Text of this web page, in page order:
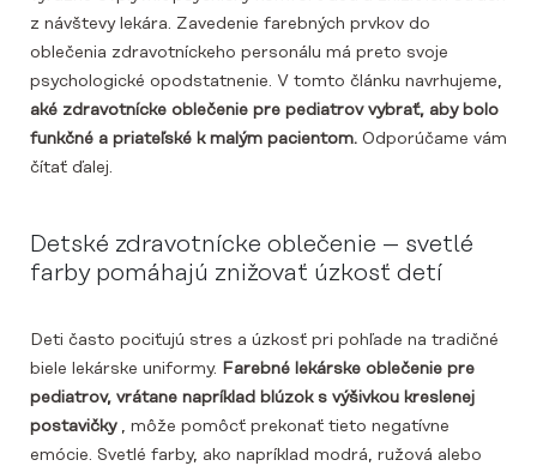
z návštevy lekára. Zavedenie farebných prvkov do
oblečenia zdravotníckeho personálu má preto svoje
psychologické opodstatnenie. V tomto článku navrhujeme,
aké zdravotnícke oblečenie pre pediatrov vybrať, aby bolo
funkčné a priateľské k malým pacientom. Odporúčame vám
čítať ďalej.
Detské zdravotnícke oblečenie – svetlé
farby pomáhajú znižovať úzkosť detí
Deti často pociťujú stres a úzkosť pri pohľade na tradičné
biele lekárske uniformy. Farebné lekárske oblečenie pre
pediatrov, vrátane napríklad blúzok s výšivkou kreslenej
postavičky , môže pomôcť prekonať tieto negatívne
emócie. Svetlé farby, ako napríklad modrá, ružová alebo